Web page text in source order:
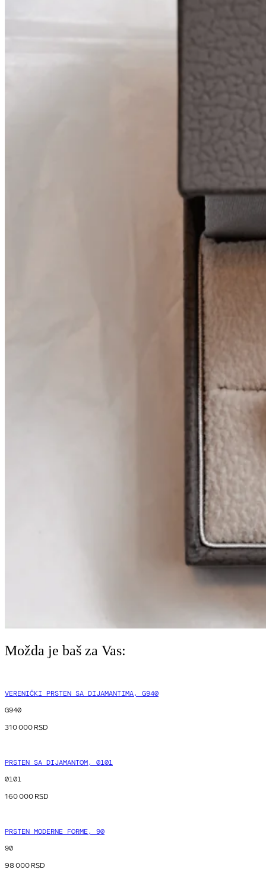
Možda je baš za Vas:
VERENIČKI PRSTEN SA DIJAMANTIMA, G940
G940
310 000RSD
PRSTEN SA DIJAMANTOM, 0101
0101
160 000RSD
PRSTEN MODERNE FORME, 90
90
98 000RSD